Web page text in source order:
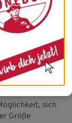
insgesamt
über einen
Standard.
breite Palette
sich
Größe